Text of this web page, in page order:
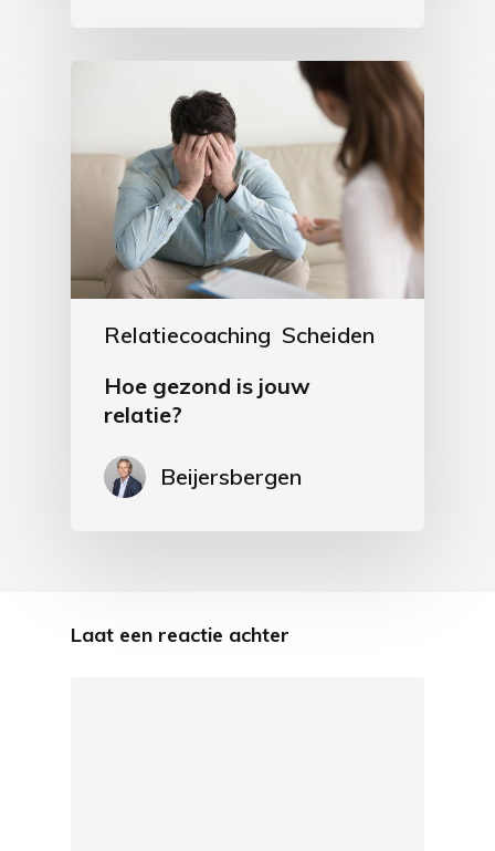
Relatiecoaching Scheiden
Hoe gezond is jouw
relatie?
Beijersbergen
Laat een reactie achter